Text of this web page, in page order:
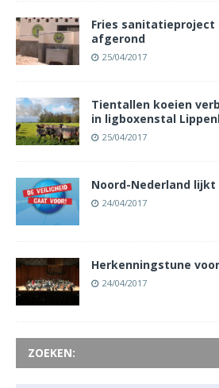
Fries sanitatieproject
afgerond
25/04/2017
Tientallen koeien
in ligboxenstal
25/04/2017
Noord-Nederland
24/04/2017
Herkenningstune voor
24/04/2017
ZOEKEN: